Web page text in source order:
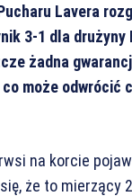
Lavera
3-1 dla drużyny
żadna
może odwrócić
na korcie
że to